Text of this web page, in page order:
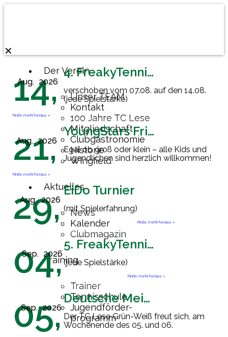
✕
Der Verein
Unser TEAM
Kontakt
100 Jahre TC Lese
Mitgliedschaft
Clubgastronomie
Historie
Wingfield
Aktuelles
News
Kalender
Clubmagazin
Training
Trainer
Tennisschule
Jugendförder-
programm
Aug.
14,
2026
4. FreakyTennisFriday
verschoben vom 07.08. auf den 14.08.
(jede Spielstärke)
Finde mehr heraus »
Aug.
21,
2026
YoungStars Friday
Egal ob groß oder klein – alle Kids und
Jugendlichen sind herzlich willkommen!
Finde mehr heraus »
Aug.
29,
2026
EiDo Turnier
(mit Spielerfahrung)
Finde mehr heraus »
Sep.
04,
2026
5. FreakyTennisFriday
(jede Spielstärke)
Finde mehr heraus »
Sep.
05,
2026
Deutsche Meisterschaft Herren 60
Der TC Lese Grün-Weiß freut sich, am
Wochenende des 05. und 06.